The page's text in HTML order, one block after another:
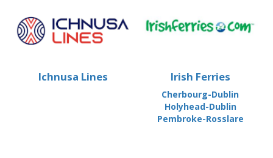
Ichnusa Lines Irish Ferries
Cherbourg-Dublin
Holyhead-Dublin
Pembroke-Rosslare